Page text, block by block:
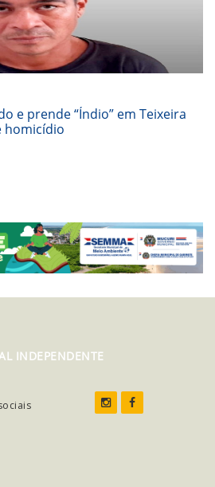
e prende “Índio” em Teixeira
homicídio
INDEPENDENTE